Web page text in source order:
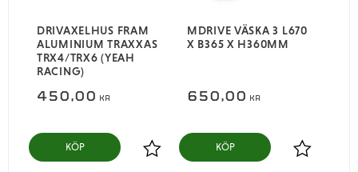
DRIVAXELHUS FRAM
ALUMINIUM TRAXXAS
TRX4/TRX6 (YEAH
RACING)
450,00 KR
Lägg till i favoriter
KÖP
MDRIVE VÄSKA 3 L670
X B365 X H360MM
650,00 KR
Lägg till i
KÖP